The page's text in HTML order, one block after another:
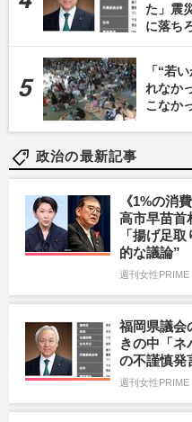
た」震
に落ち
「“若
れなか
こなか
政治の最新記事
《1%の消
高市早苗首
「揚げ足
的な議論”
週刊女性PRIME
福岡県議会
きの中「ネ
の不謹慎発
週刊女性PRIME